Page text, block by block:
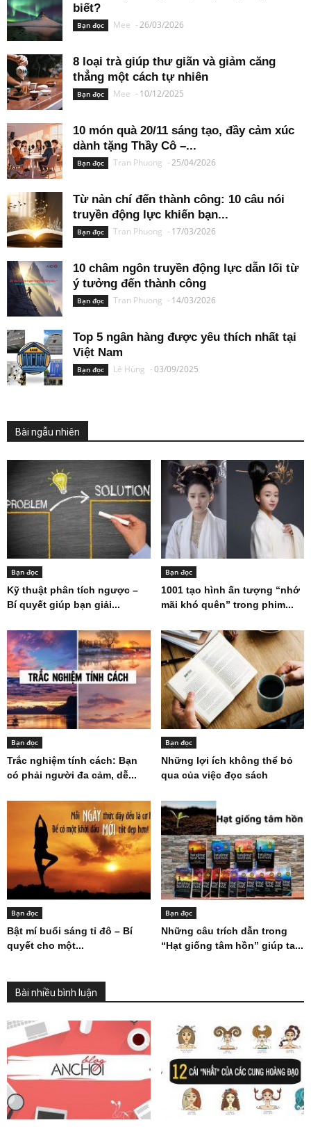
biết?
Bạn đọc Mee -26/03/2026
8 loại trà giúp thư giãn và giảm căng
thẳng một cách tự nhiên
Bạn đọc Mee - 10/12/2025
10 món quà 20/11 sáng tạo, đầy cảm xúc
dành tặng Thầy Cô –...
Bạn đọc Tran Phuong -25/04/2026
Từ nản chí đến thành công: 10 câu nói
truyền động lực khiến bạn...
Bạn đọc Tran Phuong - 17/03/2026
10 châm ngôn truyền động lực dẫn lối từ
ý tưởng đến thành công
Bạn đọc Tran Phuong - 14/03/2026
Top 5 ngân hàng được yêu thích nhất tại
Việt Nam
Bạn đọc Lê Hùng -03/09/2025
Bài ngẫu nhiên
Bạn đọc
Kỹ thuật phân tích ngược –
Bí quyết giúp bạn giải...
Bạn đọc
1001 tạo hình ấn tượng “nhớ
mãi khó quên” trong phim...
Bạn đọc
Trắc nghiệm tính cách: Bạn
có phải người đa cảm, dễ...
Bạn đọc
Những lợi ích không thể bỏ
qua của việc đọc sách
Bạn đọc
Bật mí buổi sáng tỉ đô – Bí
quyết cho một...
Bạn đọc
Những câu trích dẫn trong
“Hạt giống tâm hồn” giúp ta...
Bài nhiều bình luận